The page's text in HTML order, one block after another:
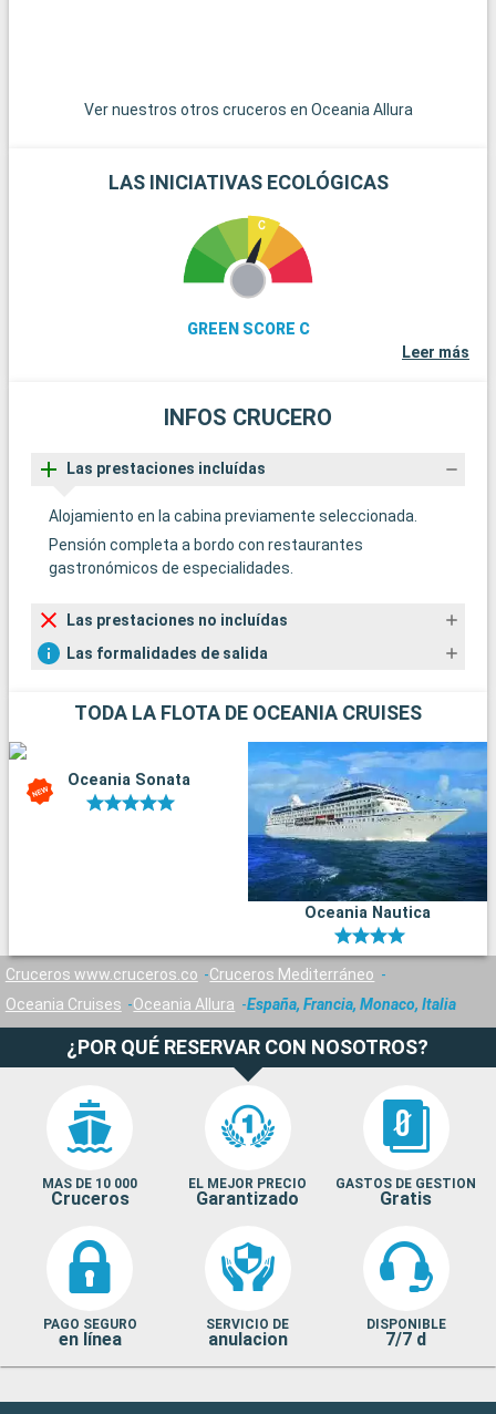
Ver nuestros otros cruceros en Oceania Allura
LAS INICIATIVAS ECOLÓGICAS
GREEN SCORE C
Leer más
INFOS CRUCERO
Las prestaciones incluídas
Alojamiento en la cabina previamente seleccionada.
Pensión completa a bordo con restaurantes
gastronómicos de especialidades.
Las prestaciones no incluídas
Las formalidades de salida
TODA LA FLOTA DE OCEANIA CRUISES
Oceania Sonata
Oceania Nautica
Cruceros www.cruceros.co
Cruceros Mediterráneo
Oceania Cruises
Oceania Allura España, Francia, Monaco, Italia
¿POR QUÉ RESERVAR CON NOSOTROS?
MAS DE 10 000
Cruceros
EL MEJOR PRECIO
Garantizado
GASTOS DE GESTION
Gratis
PAGO SEGURO
en línea
SERVICIO DE
anulacion
DISPONIBLE
7/7 d